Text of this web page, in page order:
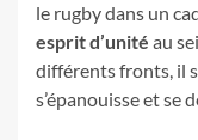
le rugby dans un
esprit d’unité au
différents fronts, il
s’épanouisse et se